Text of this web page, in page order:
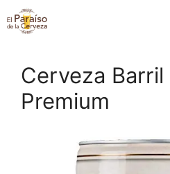
Saltar
al
Cerveza Barril
Premium